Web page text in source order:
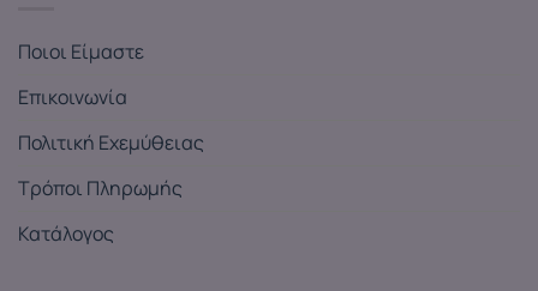
Ποιοι Είμαστε
Επικοινωνία
Πολιτική Εχεμύθειας
Τρόποι Πληρωμής
Κατάλογος